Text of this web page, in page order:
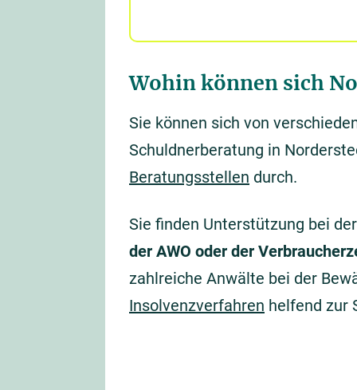
Wohin können sich
Sie können sich von
Schuldnerberatung in
Beratungsstellen durch.
Sie finden Unterstützung bei
der AWO oder der
zahlreiche Anwälte bei der
Insolvenzverfahren helfend zur